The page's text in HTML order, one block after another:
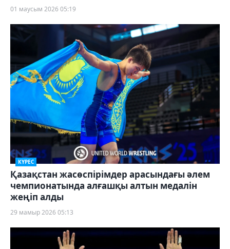
01 маусым 2026 05:19
КҮРЕС
Қазақстан жасөспірімдер арасындағы әлем
чемпионатында алғашқы алтын медалін
жеңіп алды
29 мамыр 2026 05:13